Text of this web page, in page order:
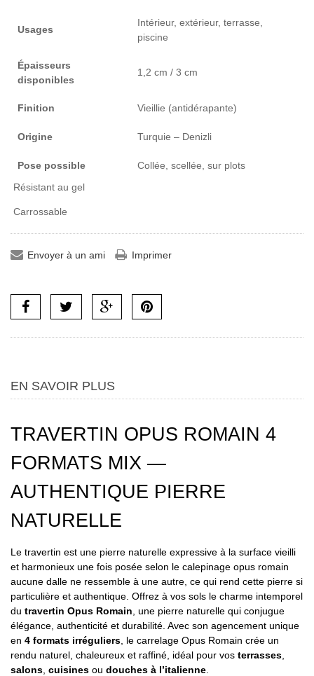
Usages
Intérieur, extérieur, terrasse,
piscine
Épaisseurs
disponibles
1,2 cm / 3 cm
Finition Vieillie (antidérapante)
Origine Turquie – Denizli
Pose possible
Collée, scellée, sur plots
Résistant au gel
Carrossable
Envoyer à un ami Imprimer
EN SAVOIR PLUS
TRAVERTIN OPUS ROMAIN 4
FORMATS MIX —
AUTHENTIQUE PIERRE
NATURELLE
Le travertin est une pierre naturelle expressive à la surface vieilli
et harmonieux une fois posée selon le calepinage opus romain
aucune dalle ne ressemble à une autre, ce qui rend cette pierre si
particulière et authentique. Offrez à vos sols le charme intemporel
du travertin Opus Romain , une pierre naturelle qui conjugue
élégance, authenticité et durabilité. Avec son agencement unique
en 4 formats irréguliers , le carrelage Opus Romain crée un
rendu naturel, chaleureux et raffiné, idéal pour vos terrasses
salons cuisines ou douches à l’italienne